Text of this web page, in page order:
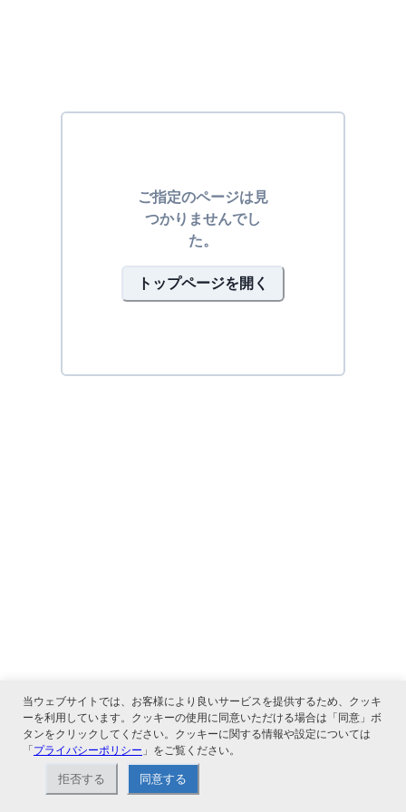
ご指定のページは見
つかりませんでし
た。
トップページを開く
当ウェブサイトでは、お客様により良いサービスを提供するため、クッキ
ーを利用しています。クッキーの使用に同意いただける場合は「同意」ボ
タンをクリックしてください。クッキーに関する情報や設定については
「プライバシーポリシー 」をご覧ください。
拒否する 同意する